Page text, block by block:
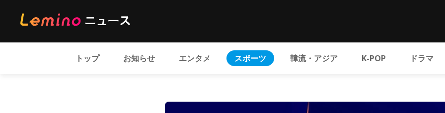
トップ お知らせ エンタメ スポーツ 韓流・アジア K-POP ドラマ